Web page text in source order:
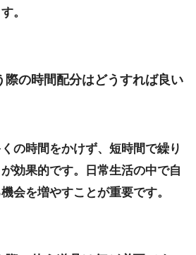
。
際の時間配分はどうすれば良い
の時間をかけず、短時間で繰り
効果的です。日常生活の中で自
会を増やすことが重要です。